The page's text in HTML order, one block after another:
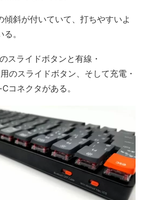
傾斜が付いていて、打ちやすいよ
。
スライドボタンと有線・
のスライドボタン、そして充電・
コネクタがある。